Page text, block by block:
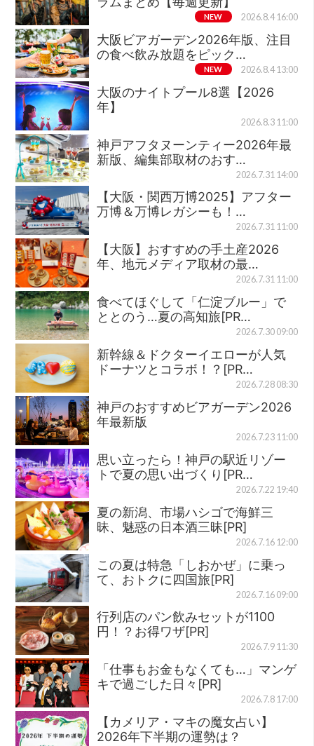
NEW 2026.8.4 16:00
大阪ビアガーデン2026年版、注目
の食べ飲み放題をピック…
NEW 2026.8.4 13:00
大阪のナイトプール8選【2026
年】
2026.8.3 11:00
神戸アフタヌーンティー2026年最
新版、編集部取材のおす…
2026.7.31 14:00
【大阪・関西万博2025】アフター
万博＆万博レガシーも！…
2026.7.31 11:00
【大阪】おすすめの手土産2026
年、地元メディア取材の最…
2026.7.31 11:00
食べてほぐして「仁淀ブルー」で
ととのう…夏の高知旅[PR…
2026.7.30 09:00
新幹線＆ドクターイエローが人気
ドーナツとコラボ！？[PR…
2026.7.28 08:30
神戸のおすすめビアガーデン2026
年最新版
2026.7.23 11:00
思い立ったら！神戸の駅近リゾー
トで夏の思い出づくり[PR…
2026.7.22 19:40
夏の新潟、市場ハシゴで海鮮三
昧、魅惑の日本酒三昧[PR]
2026.7.16 12:00
この夏は特急「しおかぜ」に乗っ
て、おトクに四国旅[PR]
2026.7.16 09:00
行列店のパン飲みセットが1100
円！？お得ワザ[PR]
2026.7.9 11:30
「仕事もお金もなくても…」マンゲ
キで過ごした日々[PR]
2026.7.8 17:00
【カメリア・マキの魔女占い】
2026年下半期の運勢は？